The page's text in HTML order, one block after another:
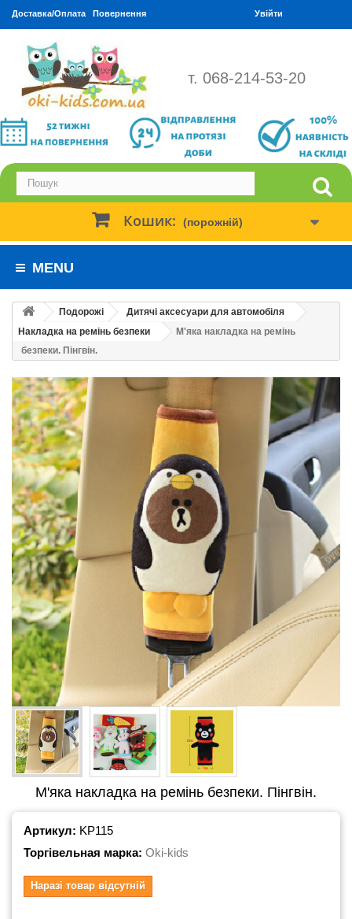
Доставка/Оплата Повернення Увійти
т. 068-214-53-20
Кошик: (порожній)
MENU
Подорожі
Дитячі аксесуари для автомобіля
Накладка на ремінь безпеки
М'яка накладка на ремінь
безпеки. Пінгвін.
М'яка накладка на ремінь безпеки. Пінгвін.
Артикул: KP115
Торгівельная марка: Oki-kids
Наразі товар відсутній